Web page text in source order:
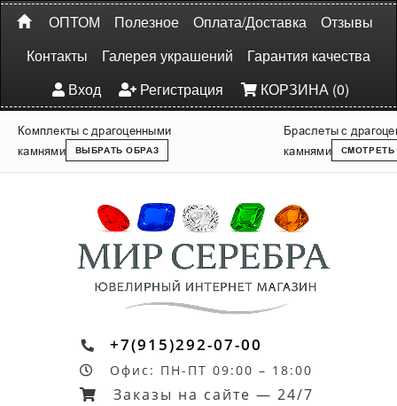
ОПТОМ Полезное Оплата/Доставка
Отзывы
Контакты
Галерея украшений
Гарантия качества
Вход
Регистрация КОРЗИНА (0)
Комплекты с драгоценными
камнями
ВЫБРАТЬ ОБРАЗ
Браслеты с
камнями
СМОТРЕТЬ
+7(915)292-07-00
Офис: ПН-ПТ 09:00 – 18:00
Заказы на сайте — 24/7